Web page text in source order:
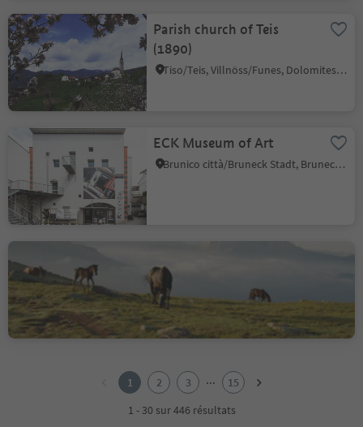
Parish church of Teis
(1890)
Tiso/Teis, Villnöss/Funes, Dolomites Region Lüsen Villnöss
ECK Museum of Art
Brunico città/Bruneck Stadt, Bruneck/Brunico, Dolomites Region Kronplatz/Plan de Corones
Dolomites – UNESCO
World Heritage
1 2 3 ...
15
1 - 30 sur 446 résultats